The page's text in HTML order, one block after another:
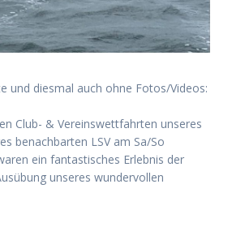
und diesmal auch ohne Fotos/Videos:
Club- & Vereinswettfahrten unseres
benachbarten LSV am Sa/So
ein fantastisches Erlebnis der
unseres wundervollen